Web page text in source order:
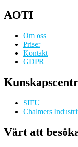
AOTI
Om oss
Priser
Kontakt
GDPR
SIFU
Chalmers
Värt att